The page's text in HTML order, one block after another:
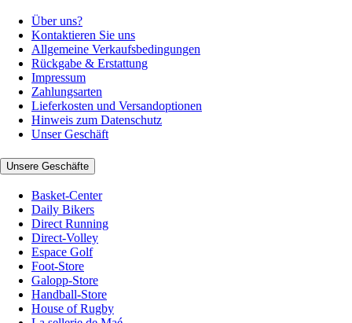
Über uns?
Kontaktieren Sie uns
Allgemeine Verkaufsbedingungen
Rückgabe & Erstattung
Impressum
Zahlungsarten
Lieferkosten und Versandoptionen
Hinweis zum Datenschutz
Unser Geschäft
Unsere Geschäfte
Basket-Center
Daily Bikers
Direct Running
Direct-Volley
Espace Golf
Foot-Store
Galopp-Store
Handball-Store
House of Rugby